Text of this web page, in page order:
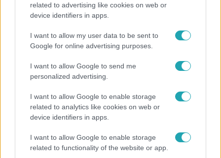
related to advertising like cookies on web or
device identifiers in apps.
I want to allow my user data to be sent to
Google for online advertising purposes.
I want to allow Google to send me
personalized advertising.
I want to allow Google to enable storage
related to analytics like cookies on web or
device identifiers in apps.
I want to allow Google to enable storage
related to functionality of the website or app.
Megvan, kik váltják a fenyegetés miatt
visszalépő Majkát a SIC Feszten